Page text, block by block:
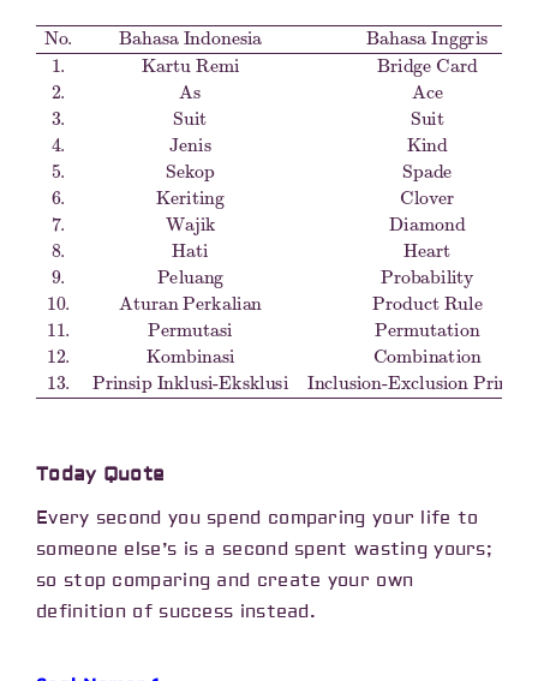
No.Bahasa IndonesiaBahasa Inggris1.
Kartu Remi
Bridge Card2.AsAce3.SuitSuit4.JenisKind5.SekopSpade
6.KeritingClover7.WajikDiamond8.HatiHeart9.
PeluangProbability10.Aturan Perkalian
Product Rule11.PermutasiPermutation12.Kombinasi
Combination13.Prinsip Inklusi-Eksklusi
Inclusion-Exclusion Principle
Today Quote
Every second you spend comparing your life to
someone else’s is a second spent wasting yours;
so stop comparing and create your own
definition of success instead.